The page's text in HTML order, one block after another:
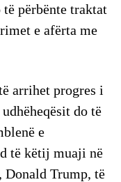
përbënte traktat
e afërta me
arrihet progres i
do të
e
të këtij muaji në
Donald Trump, të